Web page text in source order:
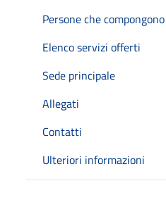
Persone che
Elenco servizi offerti
Sede principale
Allegati
Contatti
Ulteriori informazioni